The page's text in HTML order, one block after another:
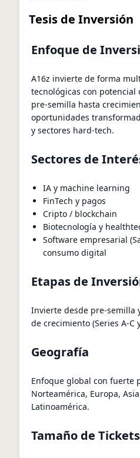
Tesis de Inversión
Enfoque de
A16z invierte de forma
tecnológicas con potencial
pre-semilla hasta
oportunidades
y sectores hard-tech.
Sectores de
IA y machine learning
FinTech y pagos
Cripto / blockchain
Biotecnología y
Software empresarial
consumo digital
Etapas de
Invierte desde pre-semilla
de crecimiento (Series A-C
Geografía
Enfoque global con fuerte
Norteamérica, Europa,
Latinoamérica.
Tamaño de Tickets